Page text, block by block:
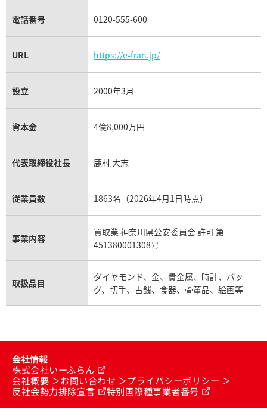
電話番号 0120-555-600
URL https://e-fran.jp/
設立 2000年3月
資本金 4億8,000万円
代表取締役社長 鹿村 大志
従業員数 1863名（2026年4月1日時点）
事業内容
買取業 神奈川県公安委員会 許可 第
451380001308号
取扱品目
ダイヤモンド、金、貴金属、時計、バッ
グ、切手、古銭、食器、骨董品、絵画等
会社情報
株式会社いーふらん
会社概要
お問い合わせ
プライバシーポリシー
反社会勢力排除宣言
特別国際種事業者番号